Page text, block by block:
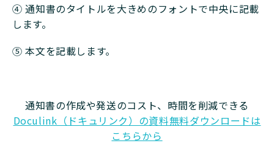
④ 通知書のタイトルを大きめのフォントで中央に記載
します。
⑤ 本文を記載します。
通知書の作成や発送のコスト、時間を削減できる
Doculink（ドキュリンク）の資料無料ダウンロードは
こちらから